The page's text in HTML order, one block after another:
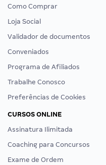
Como Comprar
Loja Social
Validador de documentos
Conveniados
Programa de Afiliados
Trabalhe Conosco
Preferências de Cookies
CURSOS ONLINE
Assinatura Ilimitada
Coaching para Concursos
Exame de Ordem